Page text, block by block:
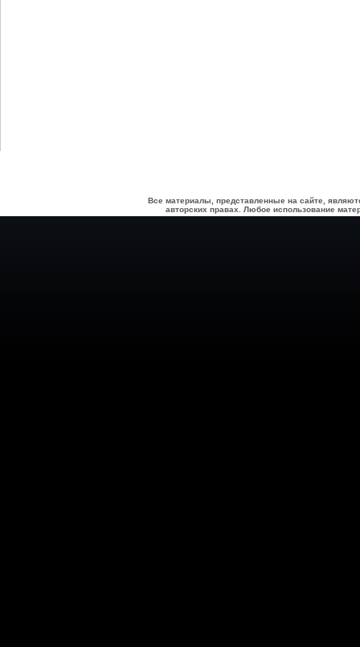
Все материалы, представленные на сайте,
авторских правах. Любое использование